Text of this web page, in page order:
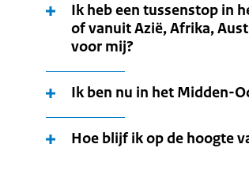
Ik heb een tussenstop in
of vanuit Azië, Afrika,
voor mij?
Ik ben nu in het Midden-
Hoe blijf ik op de hoogte